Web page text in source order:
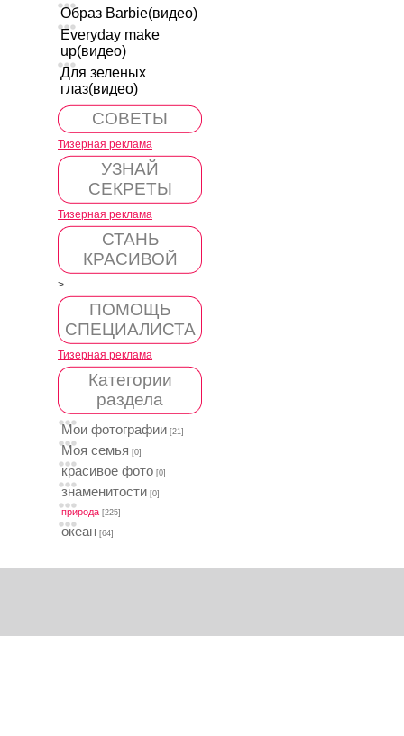
Образ Barbie(видео)
Everyday make
up(видео)
Для зеленых
глаз(видео)
СОВЕТЫ
Тизерная реклама
УЗНАЙ
СЕКРЕТЫ
Тизерная реклама
СТАНЬ
КРАСИВОЙ
>
ПОМОЩЬ
СПЕЦИАЛИСТА
Тизерная реклама
Категории
раздела
Мои фотографии [21]
Моя семья [0]
красивое фото [0]
знаменитости [0]
природа [225]
океан [64]